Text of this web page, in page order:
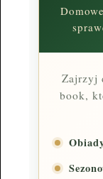
Zajrzyj
book,